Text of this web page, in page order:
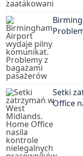
Setki
Office